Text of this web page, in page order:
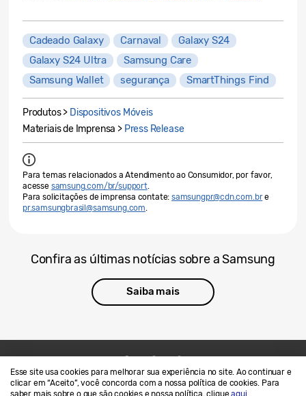
Esse site usa cookies para melhorar sua experiência no site. Ao continuar e
clicar em “Aceito”, você concorda com a nossa política de cookies. Para
saber mais sobre o que são cookies e nossa política, cliqueaqui
Cadeado Galaxy Carnaval
Galaxy S24
Galaxy S24 Ultra
Samsung Care
Samsung Wallet
segurança SmartThings Find
Produtos > Dispositivos Móveis
Materiais de Imprensa > Press Release
Para temas relacionados a Atendimento ao Consumidor, por favor,
acesse samsung.com/br/support.
Para solicitações de imprensa contate: samsungpr@cdn.com.bre
pr.samsungbrasil@samsung.com.
Confira as últimas notícias sobre a Samsung
Saiba mais
Contato
SAMSUNG.COM